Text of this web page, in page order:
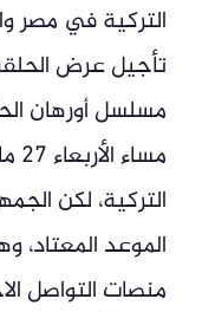
التركية في مصر
تأجيل عرض
التركية، لكن
الموعد المعتاد،
منصات التواصل